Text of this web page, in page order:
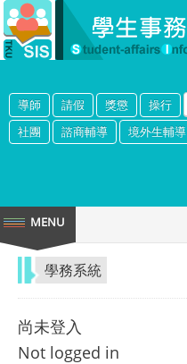
導師 請假 獎懲 操行
社團
諮商輔導 境外生輔導
學務系統
尚未登入
Not logged in